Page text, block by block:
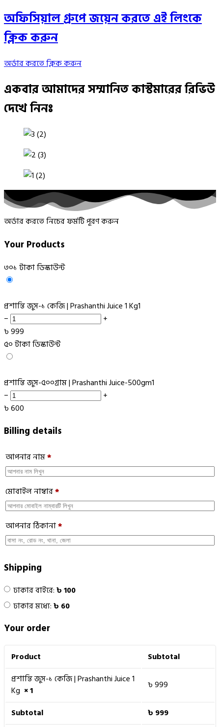
অফিসিয়াল গ্রুপে জয়েন করতে এই লিংকে
ক্লিক করুন
অর্ডার করতে ক্লিক করুন
একবার আমাদের সম্মানিত কাস্টমারের রিভিউ
দেখে নিনঃ
অর্ডার করতে নিচের ফর্মটি পূরণ করুন
Your Products
৩০১ টাকা ডিস্কাউন্ট
প্রশান্তি জুস-১ কেজি | Prashanthi Juice 1 Kg1
−
+
৳999
৫০ টাকা ডিস্কাউন্ট
প্রশান্তি জুস-৫০০গ্রাম | Prashanthi Juice-500gm1
−
+
৳600
Billing details
আপনার নাম*
মোবাইল নাম্বার*
আপনার ঠিকানা*
Shipping
ঢাকার বাইরে:৳100
ঢাকার মধ্যে:৳ 60
Your order
Product
Subtotal
প্রশান্তি জুস-১ কেজি | Prashanthi Juice 1
Kg × 1 ৳999
Subtotal ৳ 999